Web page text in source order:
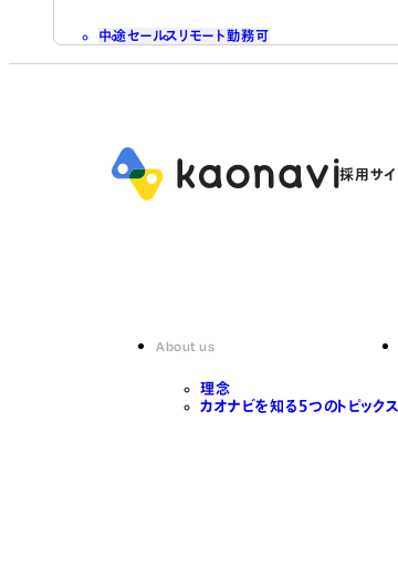
中途セールス リモート勤務可
About us
理念
カオナビを知る5つのトピックス